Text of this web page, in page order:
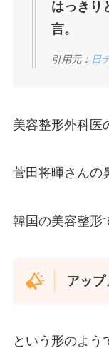
はっきり
言。
引用元： 日
美容整形外科医
菅田将暉さんの
韓国の美容整形
アップ
という形のよう